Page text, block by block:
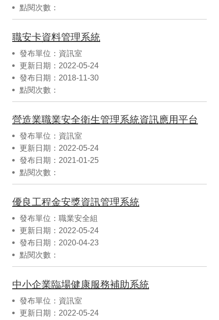
點閱次數：
職安卡資料管理系統
發布單位：資訊室
更新日期：2022-05-24
發布日期：2018-11-30
點閱次數：
營造業職業安全衛生管理系統資訊應用平台
發布單位：資訊室
更新日期：2022-05-24
發布日期：2021-01-25
點閱次數：
優良工程金安獎資訊管理系統
發布單位：職業安全組
更新日期：2022-05-24
發布日期：2020-04-23
點閱次數：
中小企業臨場健康服務補助系統
發布單位：資訊室
更新日期：2022-05-24